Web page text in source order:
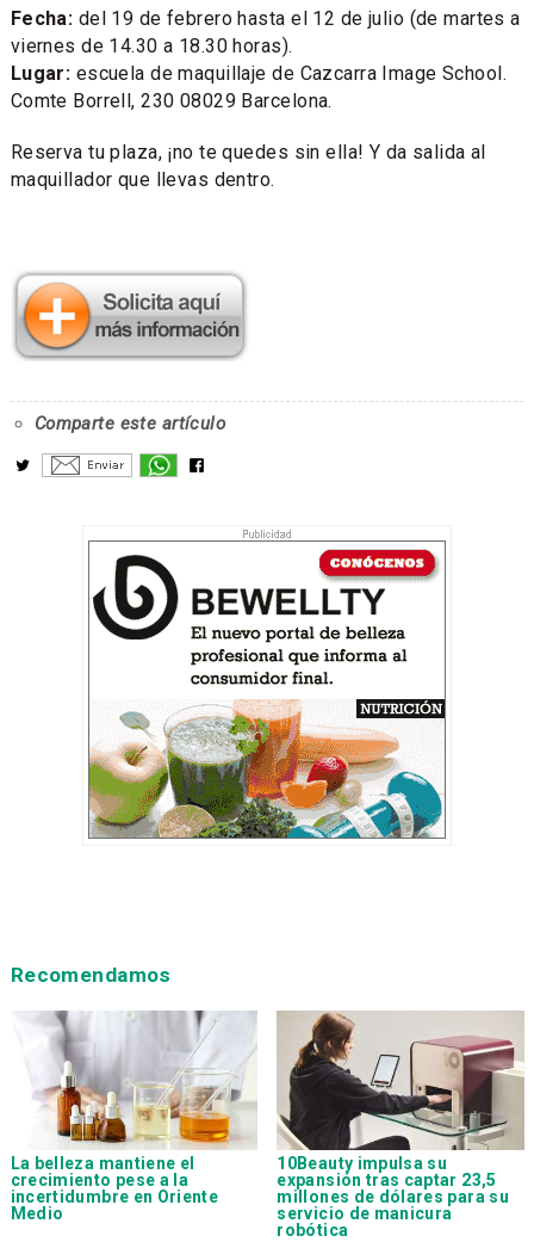
Fecha: del 19 de febrero hasta el 12 de julio (de martes a
viernes de 14.30 a 18.30 horas).
Lugar: escuela de maquillaje de Cazcarra Image School.
Comte Borrell, 230 08029 Barcelona.
Reserva tu plaza, ¡no te quedes sin ella! Y da salida al
maquillador que llevas dentro.
Comparte este artículo
Recomendamos
La belleza mantiene el
crecimiento pese a la
incertidumbre en Oriente
Medio
10Beauty impulsa su
expansión tras captar 23,5
millones de dólares para su
servicio de manicura
robótica